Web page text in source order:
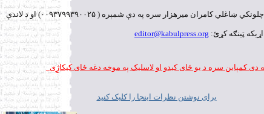
له چلونكي ښاغلي كامران ميرهزار سره په دې شمېره ( ۰۰۹۳۷۹۹۳۹۰۰۲۵) او د لاندې
ټينګه كړئ: editor@kabulpress.org
دی کمپاین سره د یو ځای کیدو او لاسلیک په موخه دغه ځای کیکاژِِِی
برای نوشتن نظرات اينجا را کليک کنيد